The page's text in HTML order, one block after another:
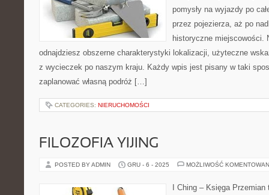
pomysły na wyjazdy po
przez pojezierza, aż po
historyczne miejscowości.
odnajdziesz obszerne charakterystyki lokalizacji, użyteczne
z wycieczek po naszym kraju. Każdy wpis jest pisany w taki
zaplanować własną podróż […]
CATEGORIES: NIERUCHOMOŚCI
FILOZOFIA YIJING
POSTED BY ADMIN GRU - 6 - 2025 MOŻLIWOŚĆ
I Ching – Księga